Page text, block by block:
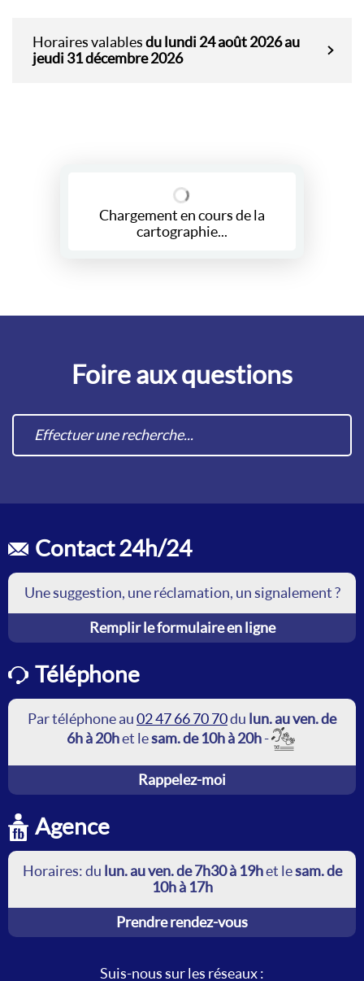
Horaires valablesdu lundi 24 août 2026 au
jeudi 31 décembre 2026
Chargement en cours de la
cartographie...
Foire aux questions
Contact 24h/24
Une suggestion, une réclamation, un signalement ?
Remplir le formulaire en ligne
Téléphone
Par téléphone au02 47 66 70 70du lun. au ven. de
6h à 20het lesam. de 10h à 20h-
Rappelez-moi
Agence
Horaires: du lun. au ven. de 7h30 à 19het lesam. de
10h à 17h
Prendre rendez-vous
Suis-nous sur les réseaux :